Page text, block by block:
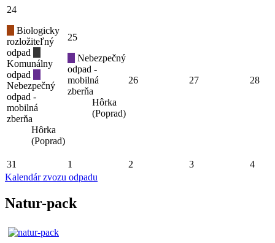
24
Biologicky
rozložiteľný
odpad
Komunálny
odpad
Nebezpečný
odpad -
mobilná
zberňa
Hôrka
(Poprad)
25
Nebezpečný
odpad -
mobilná
zberňa
Hôrka
(Poprad)
26 27 28
31 1 2 3
4
Kalendár zvozu odpadu
Natur-pack